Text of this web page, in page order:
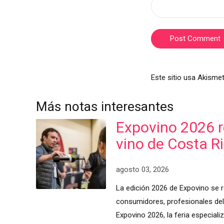
Post Comment
Este sitio usa
Más notas interesantes
Expovino 2026
vino de Costa
agosto 03, 2026
La edición 2026 de Expovino se
consumidores, profesionales
Expovino 2026, la feria